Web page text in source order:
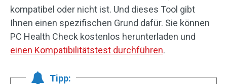
kompatibel oder nicht ist. Und dieses Tool gibt
Ihnen einen spezifischen Grund dafür. Sie können
PC Health Check kostenlos herunterladen und
einen Kompatibilitätstest durchführen.
Tipp: